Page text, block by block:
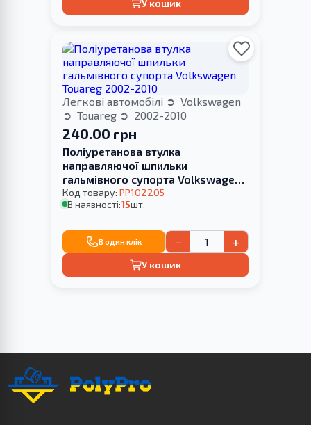
У кошик
Легкові автомобілі
Volkswagen
Touareg
2002-2010
240.00 грн
Поліуретанова втулка
направляючої шпильки
гальмівного супорта Volkswagen
Touareg 2002-2010
Код товару: PP102205
В наявності:15шт.
В один клік − +
У кошик